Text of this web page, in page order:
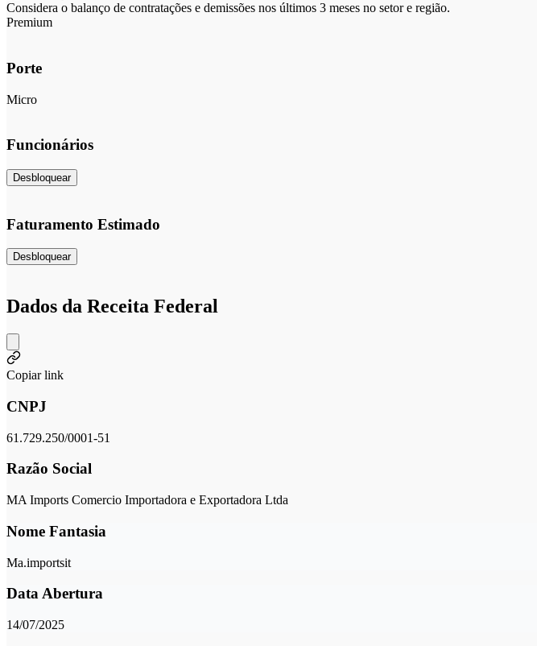
Considera o balanço de contratações e demissões nos últimos 3 meses no setor e região.
Premium
Porte
Micro
Funcionários
Desbloquear
Faturamento Estimado
Desbloquear
Dados da Receita Federal
Copiar link
CNPJ
61.729.250/0001-51
Razão Social
MA Imports Comercio Importadora e Exportadora Ltda
Nome Fantasia
Ma.importsit
Data Abertura
14/07/2025